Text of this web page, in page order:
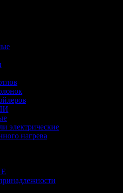
электрические
нагрева